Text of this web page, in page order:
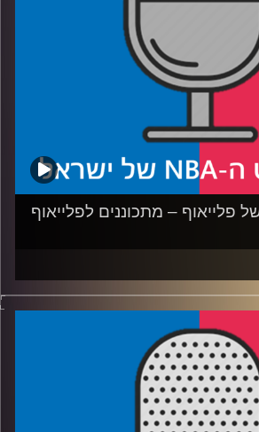
של פלייאוף – מתכוננים לפלייאוף
ערן סורוקה, שרון דוידוביץ', משה
בשיתוף קול האוניברסיטה.
עם רוח חדשה, לו בטוח שזה יספיק,
אנטוני אדווארדס
לוחמים (ולהיפך), לאן הולכות פניקס סאנס